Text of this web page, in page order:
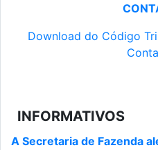
Download do Código
INFORMATIVOS
A Secretaria de Fazenda